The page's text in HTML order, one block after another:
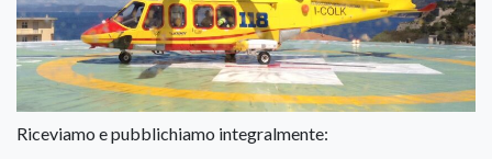
Riceviamo e pubblichiamo integralmente: